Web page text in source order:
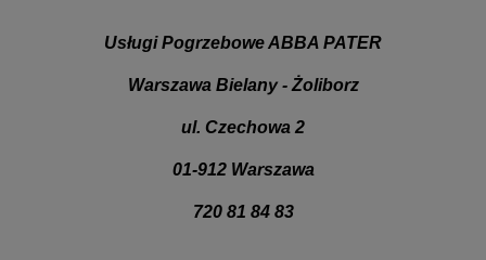
Usługi Pogrzebowe ABBA PATER
Warszawa Bielany - Żoliborz
ul. Czechowa 2
01-912 Warszawa
720 81 84 83